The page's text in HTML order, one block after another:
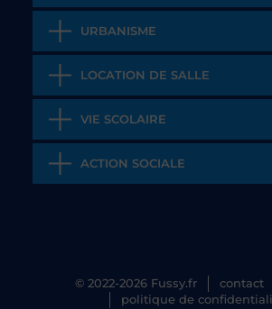
URBANISME
LOCATION DE SALLE
VIE SCOLAIRE
ACTION SOCIALE
© 2022-2026 Fussy.fr contact
politique de